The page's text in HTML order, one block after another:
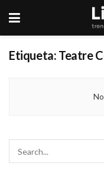
Etiqueta: Teatre